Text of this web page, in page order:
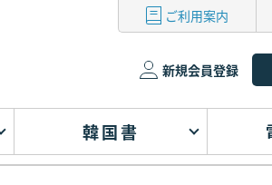
ご利用案内
新規会員登録
韓国書